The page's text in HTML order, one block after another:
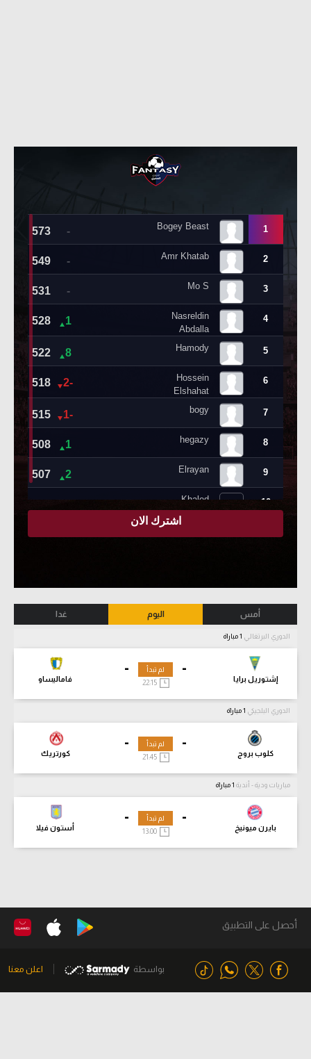
أمس اليوم غدا
الدوري البرتغالي
-
إشتوريل برايا
-
فاماليساو
لم تبدأ
22:15
الدوري البلجيكي
-
كلوب بروج
-
كورتريك
لم تبدأ
21:45
مباريات ودية - أندية
-
بايرن ميونيخ
-
أستون فيلا
لم تبدأ
13:00
أحصل على التطبيق
بواسطة اعلن معنا